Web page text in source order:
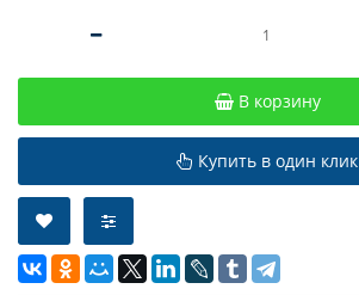
В корзину
Купить в один клик